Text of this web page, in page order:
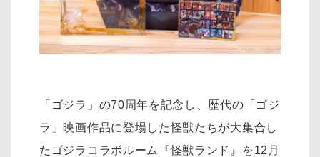
「ゴジラ」の70周年を記念し、歴代の「ゴジ
ラ」映画作品に登場した怪獣たちが大集合し
たゴジラコラボルーム『怪獣ランド』を12月